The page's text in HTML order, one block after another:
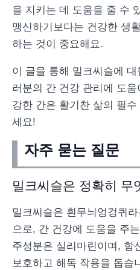
을 지키는 데 도움을 줄 수
맹신하기보다는 건강한 생
하는 것이 중요해요.
이 글을 통해 밀크씨슬에
러분의 간 건강 관리에 도
강한 간은 활기찬 삶의 필
세요!
자주 묻는 질문
밀크씨슬은 정확히 무
밀크씨슬은 흰무늬엉겅퀴
으로, 간 건강에 도움을 주
주성분은 실리마린이며, 항
보호하고 해독 작용을 돕습